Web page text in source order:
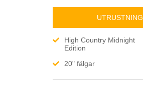
UTRUSTNING
High Country Midnight
Edition
20" fälgar
Träpaneler interiört